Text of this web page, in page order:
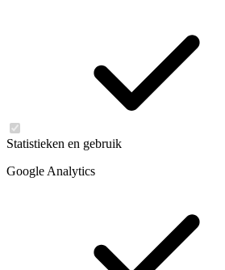
Statistieken en gebruik
Google Analytics